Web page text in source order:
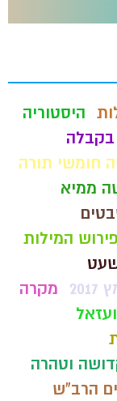
היסטוריה
בקבלה
חומשי תורה
ממיא
המילות
מקרה
וטהרה
הרב"ש